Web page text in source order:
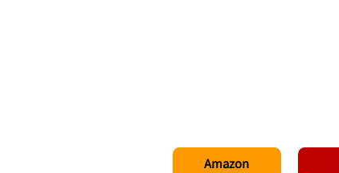
Amazon